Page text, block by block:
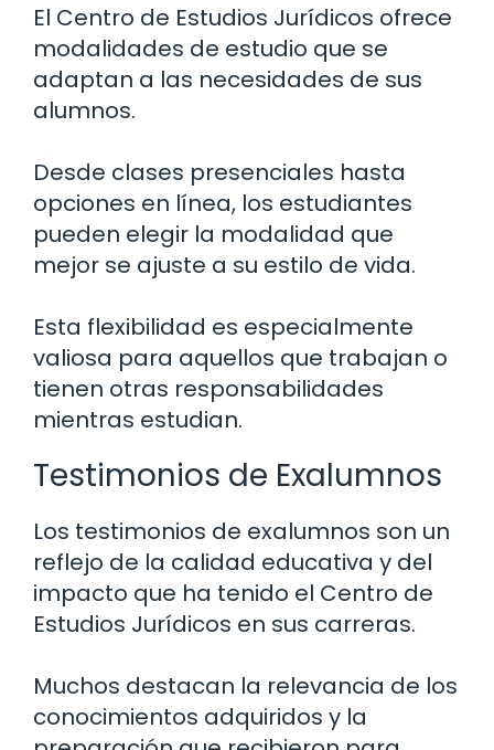
El Centro de Estudios Jurídicos ofrece
modalidades de estudio que se
adaptan a las necesidades de sus
alumnos.
Desde clases presenciales hasta
opciones en línea, los estudiantes
pueden elegir la modalidad que
mejor se ajuste a su estilo de vida.
Esta flexibilidad es especialmente
valiosa para aquellos que trabajan o
tienen otras responsabilidades
mientras estudian.
Testimonios de Exalumnos
Los testimonios de exalumnos son un
reflejo de la calidad educativa y del
impacto que ha tenido el Centro de
Estudios Jurídicos en sus carreras.
Muchos destacan la relevancia de los
conocimientos adquiridos y la